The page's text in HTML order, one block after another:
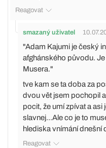
Reagovat
smazaný uživatel
"Adam Kajumi je český
afghánského původu.
Musera."
tve kam se ta doba za
dvou vět jsem pochopil
pocit, že umí zpívat a
slavnej...Ale co je to
hlediska vnímání dnešní
Reagovat